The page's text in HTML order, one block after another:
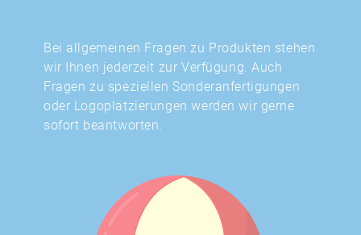
Bei allgemeinen Fragen zu Produkten stehen
wir Ihnen jederzeit zur Verfügung. Auch
Fragen zu speziellen Sonderanfertigungen
oder Logoplatzierungen werden wir gerne
sofort beantworten.